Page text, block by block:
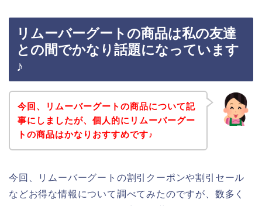
リムーバーグートの商品は私の友達
との間でかなり話題になっています
♪
今回、リムーバーグートの商品について記
事にしましたが、個人的にリムーバーグー
トの商品はかなりおすすめです♪
今回、リムーバーグートの割引クーポンや割引セール
などお得な情報について調べてみたのですが、数多く